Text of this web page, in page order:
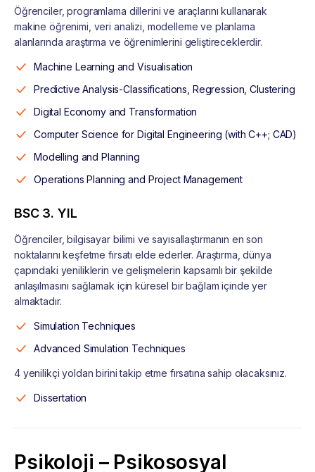
Öğrenciler, programlama dillerini ve araçlarını kullanarak
makine öğrenimi, veri analizi, modelleme ve planlama
alanlarında araştırma ve öğrenimlerini geliştireceklerdir.
Machine Learning and Visualisation
Predictive Analysis-Classifications, Regression, Clustering
Digital Economy and Transformation
Computer Science for Digital Engineering (with C++; CAD)
Modelling and Planning
Operations Planning and Project Management
BSC 3. YIL
Öğrenciler, bilgisayar bilimi ve sayısallaştırmanın en son
noktalarını keşfetme fırsatı elde ederler. Araştırma, dünya
çapındaki yeniliklerin ve gelişmelerin kapsamlı bir şekilde
anlaşılmasını sağlamak için küresel bir bağlam içinde yer
almaktadır.
Simulation Techniques
Advanced Simulation Techniques
4 yenilikçi yoldan birini takip etme fırsatına sahip olacaksınız.
Dissertation
Psikoloji – Psikososyal